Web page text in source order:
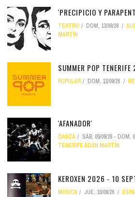
'PRECIPICIO Y
TEATRO DOM, 13/09/26
MARTÍN
SUMMER POP
POPULAR DOM, 13/09/26
'AFANADOR'
DANZA SÁB, 05/09/26 - DOM,
TENERIFE ADÁN MARTÍN
KEROXEN 2026 - 10
MÚSICA JUE, 10/09/26